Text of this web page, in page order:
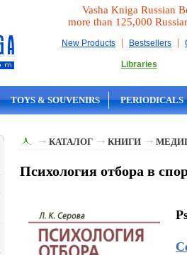
Vasha Kniga Russian
more than 125,000
New Products | Bestsellers |
Libraries
TOYS & SOUVENIRS PERIODICALS
КАТАЛОГ КНИГИ
Психология отбора в